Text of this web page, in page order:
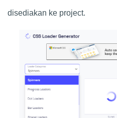
disediakan ke project.